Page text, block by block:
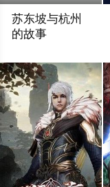
苏东坡与杭州
的故事